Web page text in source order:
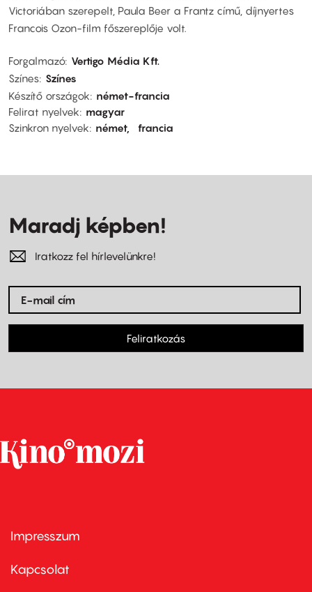
Victoriában szerepelt, Paula Beer a Frantz című, díjnyertes
Francois Ozon-film főszereplője volt.
Forgalmazó Vertigo Média Kft.
Színes Színes
Készítő országok
német-francia
Felirat nyelvek
magyar
Szinkron nyelvek
német francia
Maradj képben!
Iratkozz fel hírlevelünkre!
Feliratkozás
Footer
first
Impresszum
Kapcsolat